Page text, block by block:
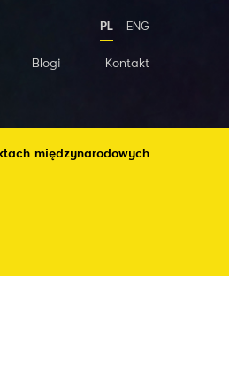
Blogi Kontakt
PL ENG
międzynarodowych